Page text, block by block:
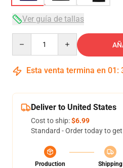
Ver guía de tallas
Esta venta termina en 01 :
Deliver to United States
Cost to ship:$6.99
Standard - Order today to
Production
Shipping